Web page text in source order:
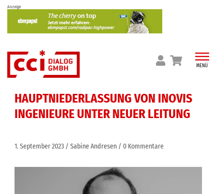
Skip
content
Anzeige
MENÜ
HAUPTNIEDERLASSUNG VON INOVIS
INGENIEURE UNTER NEUER LEITUNG
1. September 2023 Sabine Andresen 0 Kommentare